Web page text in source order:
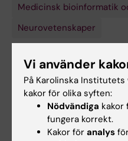
Medicinsk bioinformatik
Neurovetenskaper
Innehållsgranskare:
Jan Mulder
Redaktör:Charlotte Brandt
Sidan uppdaterad:2026-06-16
Vi använder
På Karolinska
kakor för olika syften:
Nödvändiga kakor
fungera korrekt.
Kakor för analys